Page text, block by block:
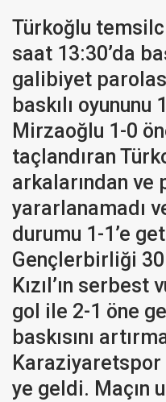
Türkoğlu
saat 13:30’da
galibiyet
baskılı
Mirzaoğlu 1-0
taçlandıran
arkalarından ve
yararlanamadı
durumu 1-1’e
Gençlerbirliği
Kızıl’ın serbest
gol ile 2-1 öne
baskısını
Karaziyaretspor
ye geldi. Maçın